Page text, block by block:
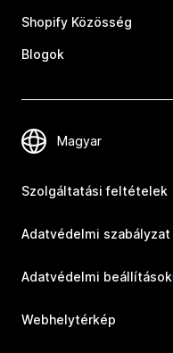
Shopify Közösség
Blogok
Szolgáltatási feltételek
Adatvédelmi szabályzat
Adatvédelmi beállítások
Webhelytérkép